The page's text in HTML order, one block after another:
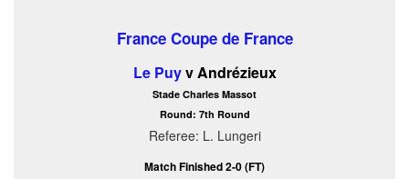
France Coupe de France
Le Puyv Andrézieux
Stade Charles Massot
Round: 7th Round
Referee: L. Lungeri
Match Finished 2-0 (FT)